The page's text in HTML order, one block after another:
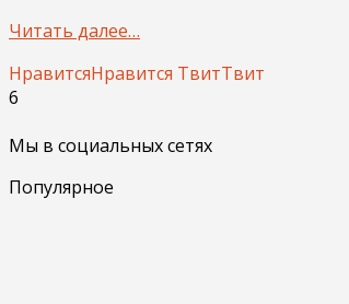
Читать далее…
НравитсяНравится ТвитТвит
6
Мы в социальных сетях
Популярное